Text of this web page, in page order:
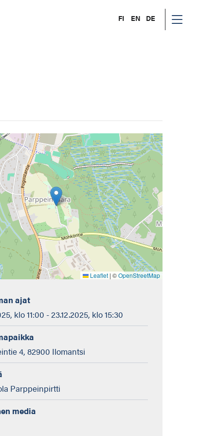
FI EN DE
Leaflet | ©OpenStreetMap
ajat
klo 11:00 - 23.12.2025, klo 15:30
4, 82900 Ilomantsi
Parppeinpirtti
media